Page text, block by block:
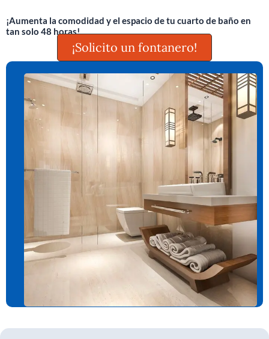
¡Aumenta la comodidad y el espacio de tu cuarto de baño en
tan solo 48 horas!
¡Solicito un fontanero!